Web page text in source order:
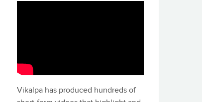
Vikalpa has produced hundreds of